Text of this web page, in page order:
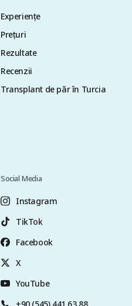
Experiențe
Preţuri
Rezultate
Recenzii
Transplant de păr în Turcia
Social Media
Instagram
TikTok
Facebook
X
YouTube